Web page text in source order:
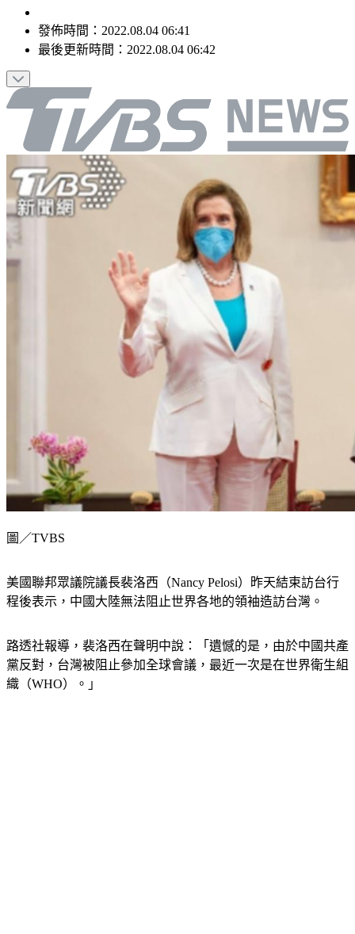
最後更新時間：2022.08.04 06:42
程後表示，中國大陸無法阻止世界各地的領袖造訪台灣。
黨反對，台灣被阻止參加全球會議，最近一次是在世界衛生組
織（WHO）。」